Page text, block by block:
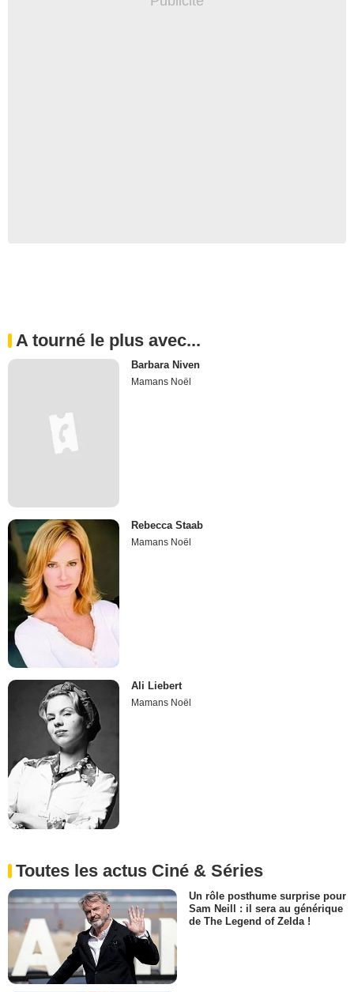
A tourné le plus avec...
Barbara Niven
Mamans Noël
Rebecca Staab
Mamans Noël
Ali Liebert
Mamans Noël
Toutes les actus Ciné & Séries
Un rôle posthume surprise pour
Sam Neill : il sera au générique
de The Legend of Zelda !